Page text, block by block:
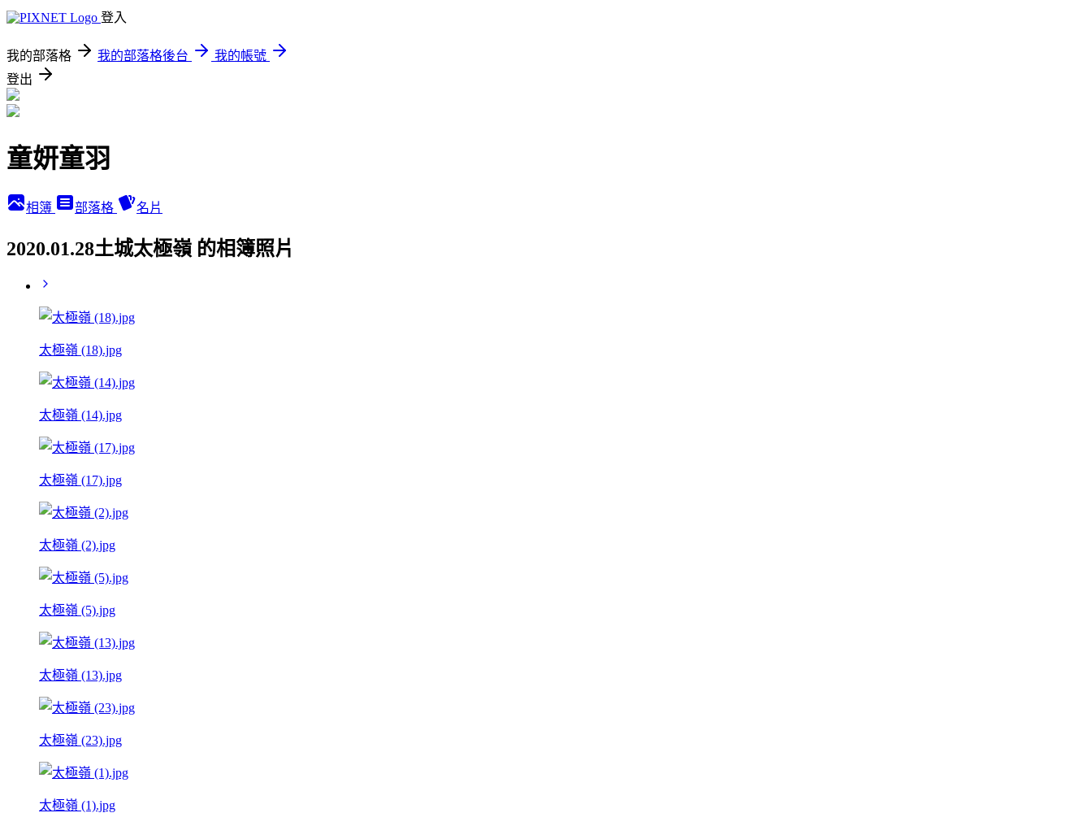
登入
我的部落格 我的部落格後台
我的帳號
登出
童妍童羽
相簿 部落格 名片
2020.01.28土城太極嶺 的相簿照片
太極嶺 (18).jpg
太極嶺 (14).jpg
太極嶺 (17).jpg
太極嶺 (2).jpg
太極嶺 (5).jpg
太極嶺 (13).jpg
太極嶺 (23).jpg
太極嶺 (1).jpg